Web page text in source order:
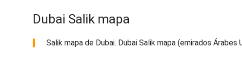
Dubai Salik mapa
Salik mapa de Dubai. Dubai Salik mapa (emirados